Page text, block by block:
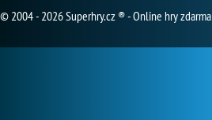
© 2004 - 2026 Superhry.cz ® - Online hry zdarma